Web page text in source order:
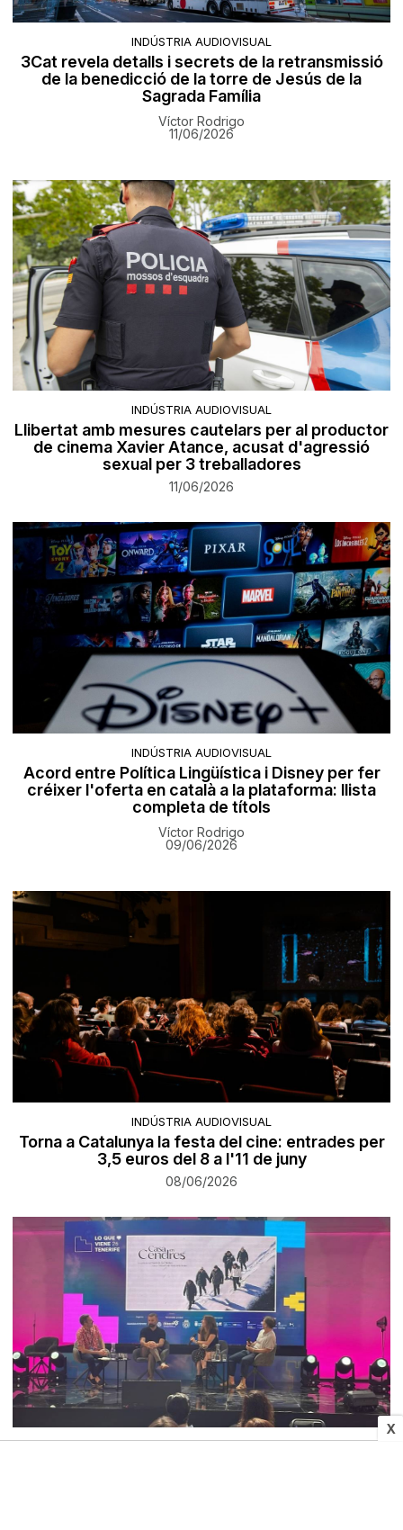
X
INDÚSTRIA AUDIOVISUAL
3Cat revela detalls i secrets de la retransmissió
de la benedicció de la torre de Jesús de la
Sagrada Família
Víctor Rodrigo
11/06/2026
INDÚSTRIA AUDIOVISUAL
Llibertat amb mesures cautelars per al productor
de cinema Xavier Atance, acusat d'agressió
sexual per 3 treballadores
11/06/2026
INDÚSTRIA AUDIOVISUAL
Acord entre Política Lingüística i Disney per fer
créixer l'oferta en català a la plataforma: llista
completa de títols
Víctor Rodrigo
09/06/2026
INDÚSTRIA AUDIOVISUAL
Torna a Catalunya la festa del cine: entrades per
3,5 euros del 8 a l'11 de juny
08/06/2026